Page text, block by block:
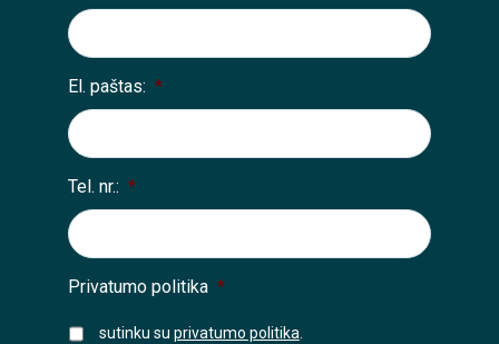
El. paštas: *
Tel. nr.: *
Privatumo politika *
sutinku su privatumo politika